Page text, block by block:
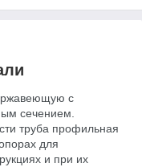
с
сечением.
труба профильная
для
и при их